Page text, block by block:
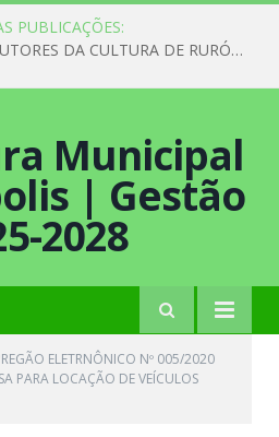
PUBLICAÇÕES:
ESCUTA PÚBLICA COM AUTORES DA CULTURA DE RURÓPOLIS
ELETRNÔNICO Nº 005/2020
PARA LOCAÇÃO DE VEÍCULOS